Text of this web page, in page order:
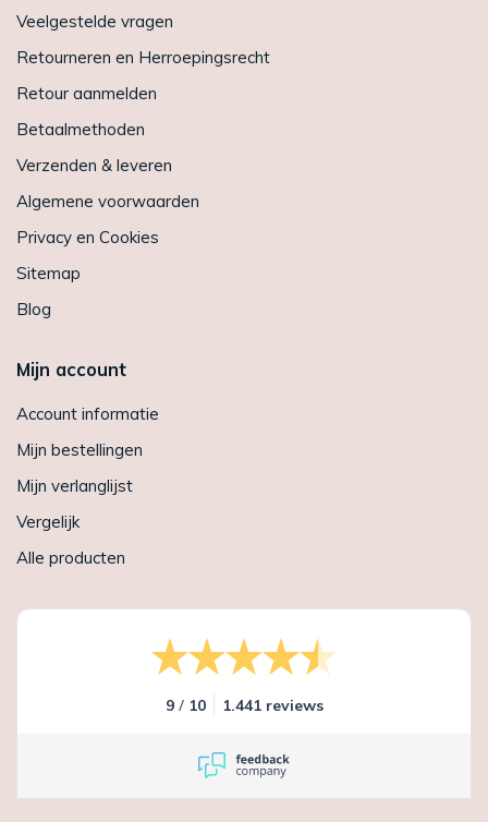
Veelgestelde vragen
Retourneren en Herroepingsrecht
Retour aanmelden
Betaalmethoden
Verzenden & leveren
Algemene voorwaarden
Privacy en Cookies
Sitemap
Blog
Mijn account
Account informatie
Mijn bestellingen
Mijn verlanglijst
Vergelijk
Alle producten
9 / 10 1.441 reviews